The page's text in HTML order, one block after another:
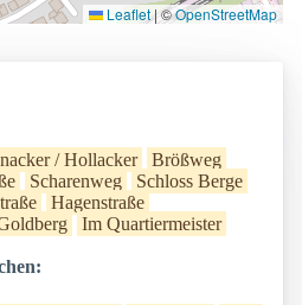
Leaflet | ©OpenStreetMap
/ Hollacker
Brößweg
Scharenweg
Schloss Berge
Hagenstraße
Im Quartiermeister